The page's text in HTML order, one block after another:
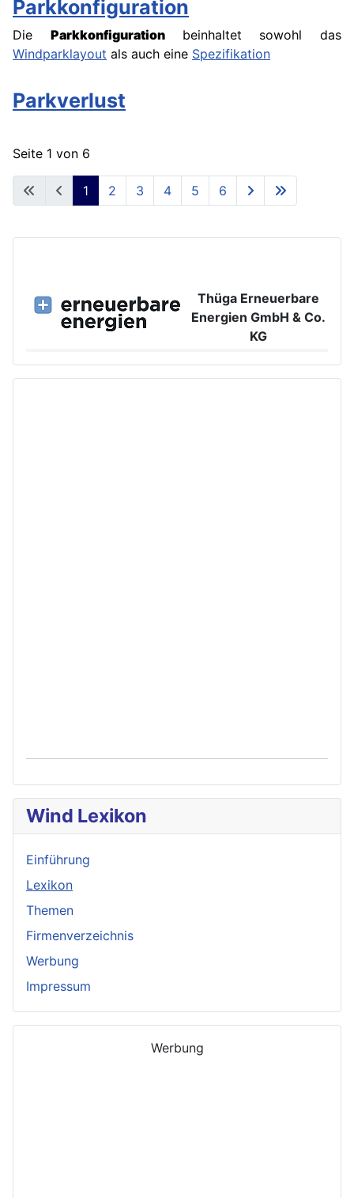
Parkkonfiguration
Die Parkkonfiguration
beinhaltet sowohl das
Windparklayout als auch eine Spezifikation
Parkverlust
Seite 1 von 6
1 2 3 4 5 6
Thüga Erneuerbare
Energien GmbH & Co.
KG
www.ee.thuega.de
Wind Lexikon
Einführung
Lexikon
Themen
Firmenverzeichnis
Werbung
Impressum
Werbung